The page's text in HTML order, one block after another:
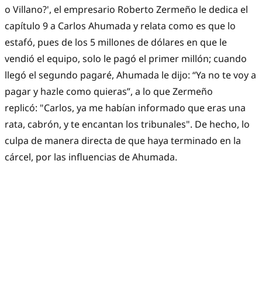
o Villano?', el empresario Roberto Zermeño le dedica el
capítulo 9 a Carlos Ahumada y relata como es que lo
estafó, pues de los 5 millones de dólares en que le
vendió el equipo, solo le pagó el primer millón; cuando
llegó el segundo pagaré, Ahumada le dijo: “Ya no te voy a
pagar y hazle como quieras”, a lo que Zermeño
replicó: "Carlos, ya me habían informado que eras una
rata, cabrón, y te encantan los tribunales". De hecho, lo
culpa de manera directa de que haya terminado en la
cárcel, por las influencias de Ahumada.